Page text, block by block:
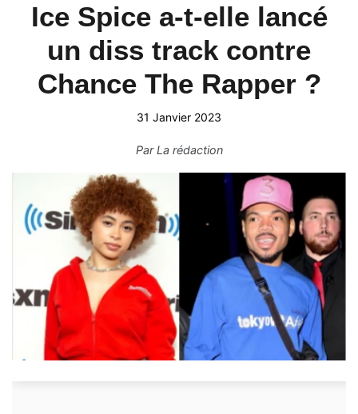
Ice Spice a-t-elle lancé
un diss track contre
Chance The Rapper ?
31 Janvier 2023
ParLa rédaction